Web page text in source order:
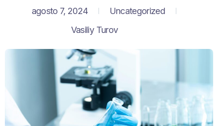
agosto 7, 2024
Uncategorized
Vasiliy Turov